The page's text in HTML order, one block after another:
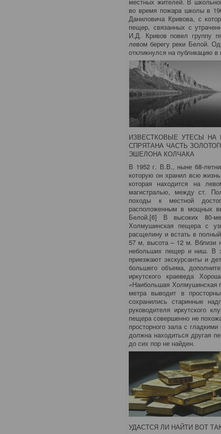
во время пожара школы в
Даниловича Кривова, с
пещер, связанных с
И.Д. Кривов повел группу
левом берегу реки Белой.
откликнулся на публикацию
ИЗВЕСТКОВЫЕ УТЕСЫ
СПРЯТАНА ЧАСТЬ
ЭШЕЛОНА КОЛЧАКА
В 1952 г. В.В., ныне 68-
которую он хранил всю
которая находится на
магистралью, между ст.
походы к местной
расположенным в мощных
Белой.[6] В высоких 80-
Холмушинская пещера с
расщелину и встать в
57 м, высота – 12 м. Вблизи
небольших пещер и ниш. В
приезжают экскурсанты и
большего объема,
иркутского краеведа
«Наибольшая Холмушинская
метра выводит в
сохранились старинные
руководителя иркутского
пещера совершенно не
просторного зала с
должна находиться другая
до сих пор не найден.
УДАСТСЯ ЛИ НАЙТИ ВОТ